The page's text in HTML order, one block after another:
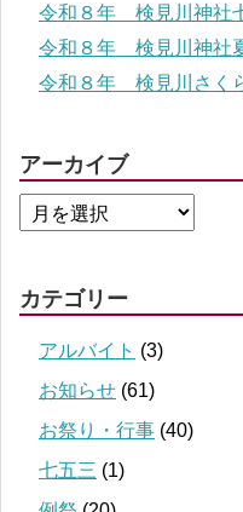
令和８年 検見川神社
令和８年 検見川神社
令和８年 検見川さく
アーカイブ
カテゴリー
アルバイト (3)
お知らせ (61)
お祭り・行事 (40)
七五三 (1)